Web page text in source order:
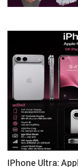
IPhone Ultra: